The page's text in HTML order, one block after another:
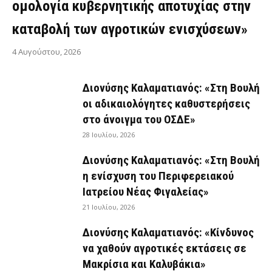
ομολογία κυβερνητικής αποτυχίας στην
καταβολή των αγροτικών ενισχύσεων»
4 Αυγούστου, 2026
Διονύσης Καλαματιανός: «Στη Βουλή
οι αδικαιολόγητες καθυστερήσεις
στο άνοιγμα του ΟΣΔΕ»
28 Ιουλίου, 2026
Διονύσης Καλαματιανός: «Στη Βουλή
η ενίσχυση του Περιφερειακού
Ιατρείου Νέας Φιγαλείας»
21 Ιουλίου, 2026
Διονύσης Καλαματιανός: «Κίνδυνος
να χαθούν αγροτικές εκτάσεις σε
Μακρίσια και Καλυβάκια»